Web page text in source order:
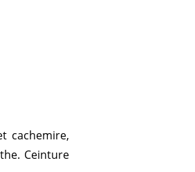
cachemire,
Ceinture